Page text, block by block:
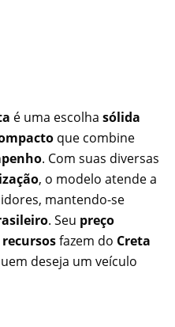
é uma escolha sólida
que combine
. Com suas diversas
, o modelo atende a
mantendo-se
. Seu preço
recursosfazem do Creta
deseja um veículo